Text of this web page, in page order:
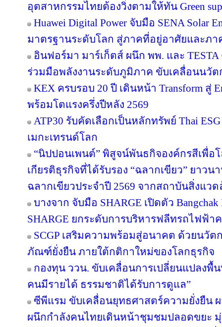
อุตสาหกรรมไทยต้องวิ่งตามให้ทัน Green
Huawei Digital Power จับมือ SENA Solar
มาตรฐานระดับโลก สู่ภาคที่อยู่อาศัยและภา
อินฟอร์มา มาร์เก็ตส์ ผนึก พพ. และ TESTA
ร่วมมือพลังงานระดับภูมิภาค ขับเคลื่อนนวัต
KEX ครบรอบ 20 ปี เดินหน้า Transform สู่
พร้อมโตแรงครึ่งปีหลัง 2569
ATP30 รับคัดเลือกเป็นหลักทรัพย์ Thai ESG
เมกะเทรนด์โลก
“นิปปอนเพนต์” พิสูจน์พันธกิจองค์กรสีเพื่อ
เกียรติธุรกิจที่ได้รับรอง “ฉลากเขียว” ยาวน
ฉลากเขียวประจำปี 2569 จากสถาบันสิ่งแว
บางจาก จับมือ SHARGE เปิดตัว Bangchak
SHARGE ยกระดับการบริหารฟลีทรถไฟฟ้า
SCGP เสริมความพร้อมสู่อนาคต ด้วยนวั
ภัณฑ์ยั่งยืน ภายใต้กติกาใหม่ของโลกธุรกิจ
กองทุน ววน. ขับเคลื่อนการเปลี่ยนแปลงพื้
คนมีรายได้ ธรรมชาติได้รับการดูแล”
ซีพีแรม ขับเคลื่อนยุทธศาสตร์ความยั่งยืน ผ
ผนึกกำลังคนไทยเดินหน้าชุมชมปลอดขยะ มุ่